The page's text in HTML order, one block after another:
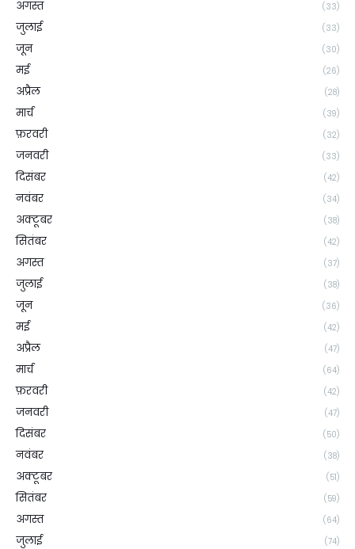
अगस्त (33)
जुलाई (33)
जून (30)
मई (26)
अप्रैल (28)
मार्च (39)
फ़रवरी (32)
जनवरी (33)
दिसंबर (42)
नवंबर (34)
अक्टूबर (38)
सितंबर (42)
अगस्त (37)
जुलाई (38)
जून (36)
मई (42)
अप्रैल (47)
मार्च (64)
फ़रवरी (42)
जनवरी (47)
दिसंबर (50)
नवंबर (38)
अक्टूबर (51)
सितंबर (59)
अगस्त (64)
जुलाई (74)